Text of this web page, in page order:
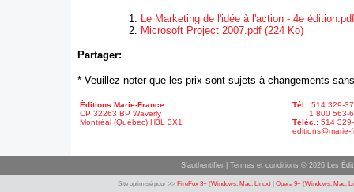
Le Marketing de l'idée à l'action - 4e
Microsoft Project 2007.pdf (224 Ko)
Partager:
* Veuillez noter que les prix sont sujets à changements
Éditions Marie-France
CP 32263 BP Waverly
Montréal (Québec) H3L 3X1
Tél.: 514 329-
1 800 563-
Téléc.: 514
editions@marie-
S'authentifier Termes et conditions © 2026 Les
Site optimisé pour >> FireFox 3+ (Windows, Mac, Linux) Opera 9+ (Windows, Mac,